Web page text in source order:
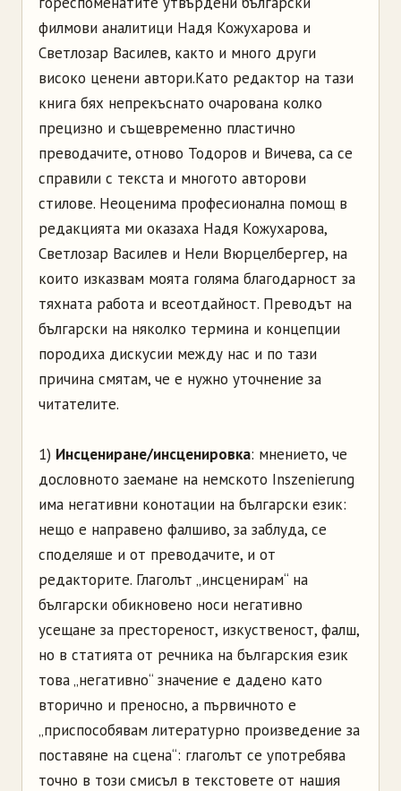
филмови аналитици Надя Кожухарова и
Светлозар Василев, както и много други
високо ценени автори.Като редактор на тази
книга бях непрекъснато очарована колко
прецизно и същевременно пластично
преводачите, отново Тодоров и Вичева, са се
справили с текста и многото авторови
стилове. Неоценима професионална помощ в
редакцията ми оказаха Надя Кожухарова,
Светлозар Василев и Нели Вюрцелбергер, на
които изказвам моята голяма благодарност за
тяхната работа и всеотдайност. Преводът на
български на няколко термина и концепции
породиха дискусии между нас и по тази
причина смятам, че е нужно уточнение за
читателите.
1) Инсцениране/инсценировка: мнението, че
дословното заемане на немското Inszenierung
има негативни конотации на български език:
нещо е направено фалшиво, за заблуда, се
споделяше и от преводачите, и от
редакторите. Глаголът „инсценирам“ на
български обикновено носи негативно
усещане за престореност, изкуственост, фалш,
но в статията от речника на българския език
това „негативно“ значение е дадено като
вторично и преносно, а първичното е
„приспособявам литературно произведение за
поставяне на сцена“: глаголът се употребява
точно в този смисъл в текстовете от нашия